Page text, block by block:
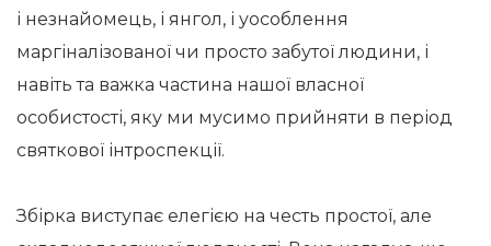
і незнайомець, і янгол, і уособлення
маргіналізованої чи просто забутої людини, і
навіть та важка частина нашої власної
особистості, яку ми мусимо прийняти в період
святкової інтроспекції.
Збірка виступає елегією на честь простої, але